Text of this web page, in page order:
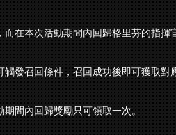
在本次活動期間內回歸格里芬的指揮
發召回條件，召回成功後即可獲取對
間內回歸獎勵只可領取一次。